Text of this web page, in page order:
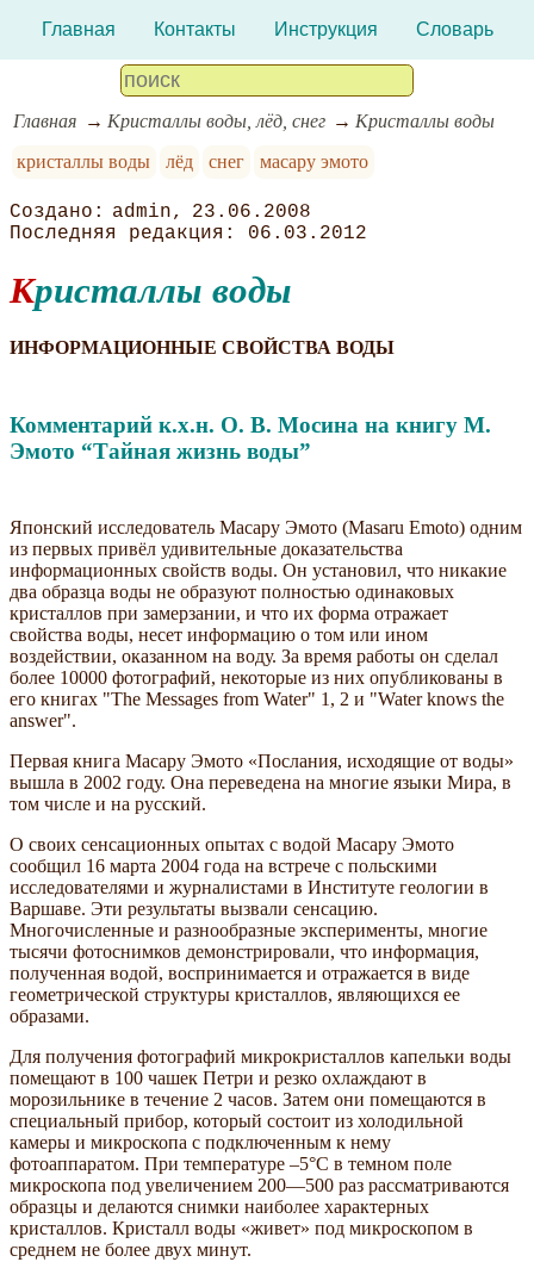
Главная Контакты Инструкция Словарь
Главная Кристаллы воды, лёд, снег
Кристаллы воды
кристаллы воды
лёд снег масару эмото
admin
23.06.2008
06.03.2012
Кристаллы воды
ИНФОРМАЦИОННЫЕ СВОЙСТВА ВОДЫ
Комментарий к.х.н. О. В. Мосина на книгу М.
Эмото “Тайная жизнь воды”
Японский исследователь Масару Эмото (Masaru Emoto) одним
из первых привёл удивительные доказательства
информационных свойств воды. Он установил, что никакие
два образца воды не образуют полностью одинаковых
кристаллов при замерзании, и что их форма отражает
свойства воды, несет информацию о том или ином
воздействии, оказанном на воду. За время работы он сделал
более 10000 фотографий, некоторые из них опубликованы в
его книгах "The Messages from Water" 1, 2 и "Water knows the
answer".
Первая книга Масару Эмото «Послания, исходящие от воды»
вышла в 2002 году. Она переведена на многие языки Мира, в
том числе и на русский.
О своих сенсационных опытах с водой Масару Эмото
сообщил 16 марта 2004 года на встрече с польскими
исследователями и журналистами в Институте геологии в
Варшаве. Эти результаты вызвали сенсацию.
Многочисленные и разнообразные эксперименты, многие
тысячи фотоснимков демонстрировали, что информация,
полученная водой, воспринимается и отражается в виде
геометрической структуры кристаллов, являющихся ее
образами.
Для получения фотографий микрокристаллов капельки воды
помещают в 100 чашек Петри и резко охлаждают в
морозильнике в течение 2 часов. Затем они помещаются в
специальный прибор, который состоит из холодильной
камеры и микроскопа с подключенным к нему
фотоаппаратом. При температуре –5°С в темном поле
микроскопа под увеличением 200—500 раз рассматриваются
образцы и делаются снимки наиболее характерных
кристаллов. Кристалл воды «живет» под микроскопом в
среднем не более двух минут.